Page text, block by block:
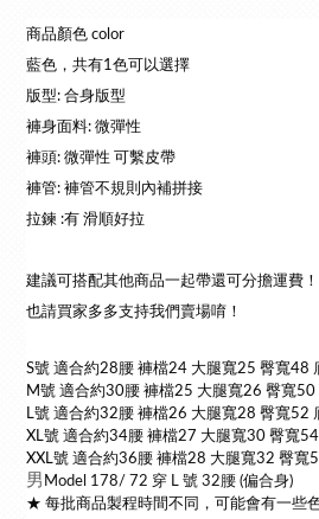
商品顏色 color
藍色，共有1色可以選擇
版型: 合身版型
褲身面料: 微彈性
褲頭: 微彈性 可繫皮帶
褲管: 褲管不規則內補拼接
拉鍊 :有 滑順好拉
建議可搭配其他商品一起帶還可分擔運費！
也請買家多多支持我們賣場唷！
S號 適合約28腰 褲檔24 大腿寬25 臀寬48
M號 適合約30腰 褲檔25 大腿寬26 臀寬
L號 適合約32腰 褲檔26 大腿寬28 臀寬52
XL號 適合約34腰 褲檔27 大腿寬30 臀寬
XXL號 適合約36腰 褲檔28 大腿寬32 臀寬
男 Model 178/ 72 穿 L 號 32腰 (偏合身)
★ 每批商品製程時間不同，可能會有一些